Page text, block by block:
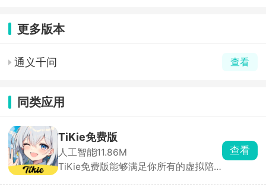
更多版本
通义千问 查看
同类应用
TiKie免费版
人工智能11.86M
TiKie免费版能够满足你所有的虚拟陪
查看